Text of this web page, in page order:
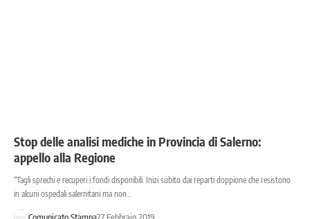
Stop delle analisi mediche in Provincia di Salerno:
appello alla Regione
“Tagli sprechi e recuperi i fondi disponibili. Inizi subito dai reparti doppione che resistono
in alcuni ospedali salernitani ma non…